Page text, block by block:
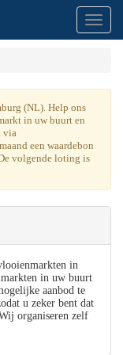
(NL). Help ons
in uw buurt en
via
een waardebon
volgende loting is
in
in uw buurt
aanbod te
u zeker bent dat
organiseren zelf